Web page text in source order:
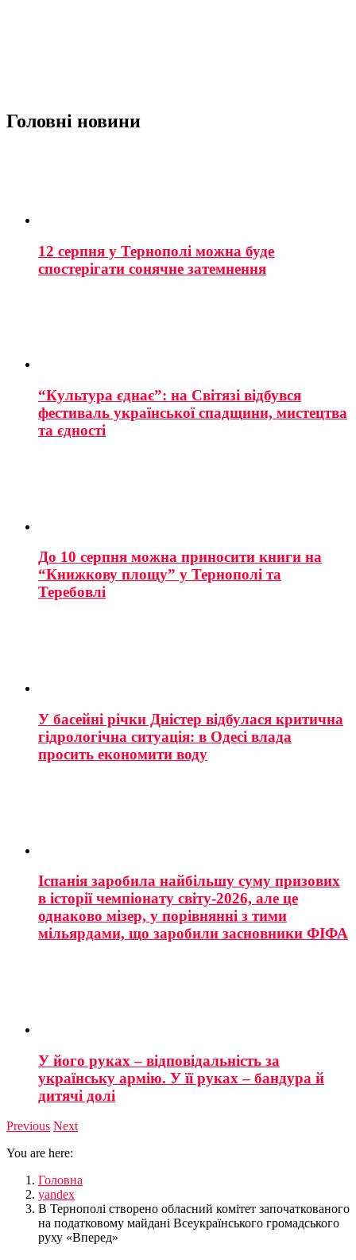
Головні новини
12 серпня у Тернополі можна буде
спостерігати сонячне затемнення
“Культура єднає”: на Світязі відбувся
фестиваль української спадщини, мистецтва
та єдності
До 10 серпня можна приносити книги на
“Книжкову площу” у Тернополі та
Теребовлі
У басейні річки Дністер відбулася критична
гідрологічна ситуація: в Одесі влада
просить економити воду
Іспанія заробила найбільшу суму призових
в історії чемпіонату світу-2026, але це
однаково мізер, у порівнянні з тими
мільярдами, що заробили засновники ФІФА
У його руках – відповідальність за
українську армію. У її руках – бандура й
дитячі долі
Previous Next
You are here:
Головна
yandex
В Тернополі створено обласний комітет започаткованого
на податковому майдані Всеукраїнського громадського
руху «Вперед»